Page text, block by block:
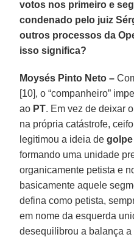
votos nos primeiro e
condenado pelo juiz
outros processos da
isso significa?
Moysés Pinto Neto –
[10], o “companheiro”
ao PT. Em vez de deixar o
na própria catástrofe,
legitimou a ideia de
formando uma unidade
organicamente petista e
basicamente aquele
defina como petista,
em nome da esquerda
desequilibrou a balança a